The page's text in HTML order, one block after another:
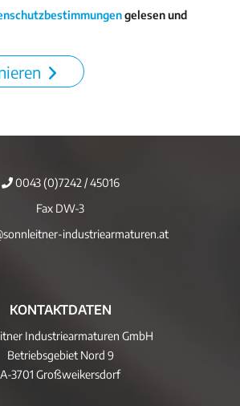
gelesen und
0043 (0)7242 / 45016
Fax DW-3
industriearmaturen.at
KONTAKTDATEN
Industriearmaturen GmbH
Betriebsgebiet Nord 9
A-3701 Großweikersdorf